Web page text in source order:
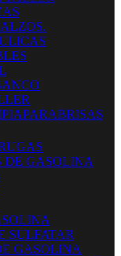
DE GASOLINA
SULFATAR
GASOLINA